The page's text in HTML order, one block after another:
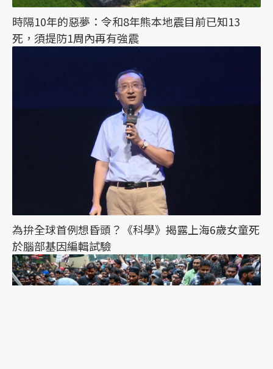
時隔10年的惡夢：令和8年熊本地震目前已知13
死，須提防1周內再有強震
為拚全球首例想昏頭？《科學》揭露上海6歲女童死
於腦部基因編輯試驗